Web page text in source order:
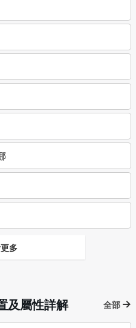
多
及屬性詳解 全部